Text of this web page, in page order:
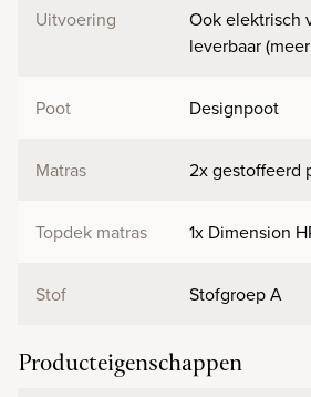
Uitvoering
Ook elektrisch
leverbaar
Poot Designpoot
Matras 2x gestoffeerd
Topdek matras 1x Dimension
Stof Stofgroep A
Producteigenschappen